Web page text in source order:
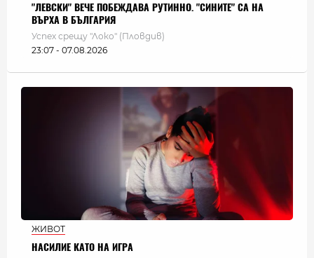
"ЛЕВСКИ" ВЕЧЕ ПОБЕЖДАВА РУТИННО. "СИНИТЕ" СА НА
ВЪРХА В БЪЛГАРИЯ
Успех срещу "Локо" (Пловдив)
23:07 - 07.08.2026
ЖИВОТ
НАСИЛИЕ КАТО НА ИГРА